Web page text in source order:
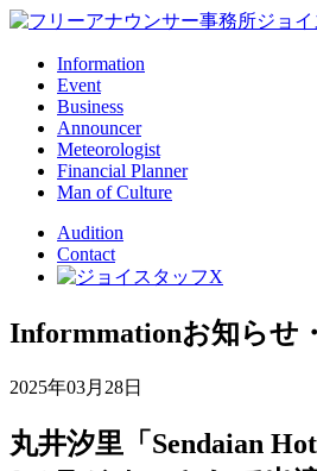
Information
Event
Business
Announcer
Meteorologist
Financial Planner
Man of Culture
Audition
Contact
Informmationお知らせ
2025年03月28日
丸井汐里「Sendaian